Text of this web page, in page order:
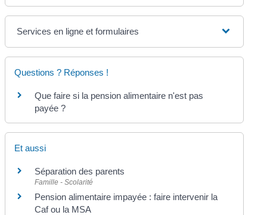
Services en ligne et formulaires
Questions ? Réponses !
Que faire si la pension alimentaire n'est pas
payée ?
Et aussi
Séparation des parents
Famille - Scolarité
Pension alimentaire impayée : faire intervenir la
Caf ou la MSA